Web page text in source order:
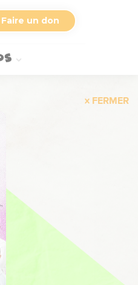
Faire un don
FERMER